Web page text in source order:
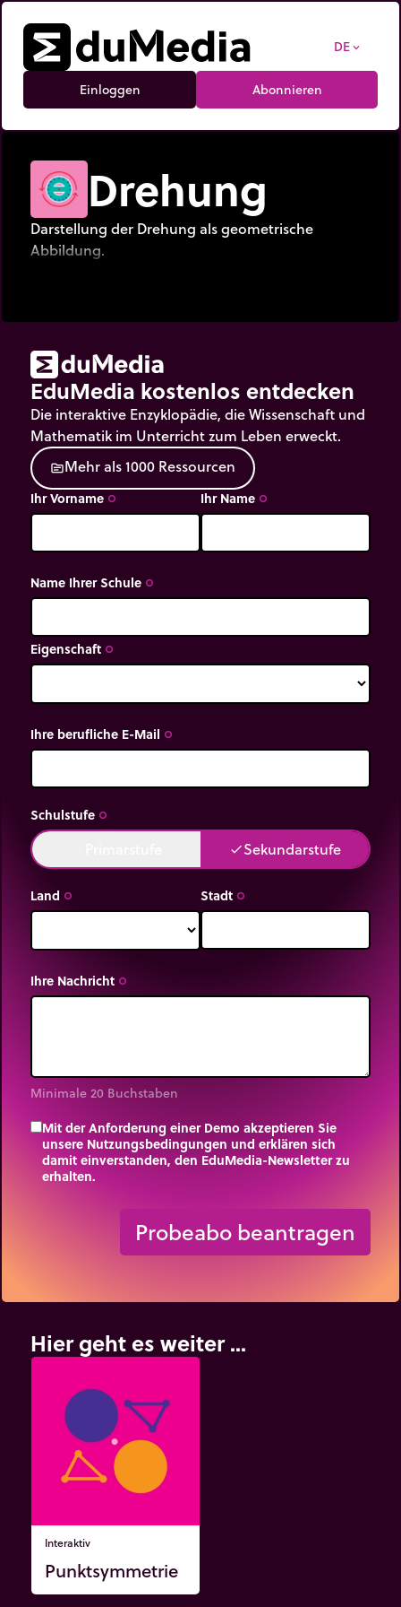
DE expand_more
Einloggen Abonnieren
Drehung
Darstellung der Drehung als geometrische
Abbildung.
EduMedia kostenlos entdecken
Die interaktive Enzyklopädie, die Wissenschaft und
Mathematik im Unterricht zum Leben erweckt.
sourceMehrals1000 Ressourcen
Ihr Vorname trip_origin Ihr Name trip_origin
Name Ihrer Schule trip_origin
Eigenschaft trip_origin
Ihre berufliche E-Mail trip_origin
Schulstufe trip_origin
doneSekundarstufe
Land trip_origin Stadt trip_origin
Ihre Nachricht trip_origin
Minimale 20 Buchstaben
Mit der Anforderung einer Demo akzeptieren Sie
unsere Nutzungsbedingungen und erklären sich
damit einverstanden, den EduMedia-Newsletter zu
erhalten.
Probeabo beantragen
Hier geht es weiter ...
Interaktiv
Punktsymmetrie